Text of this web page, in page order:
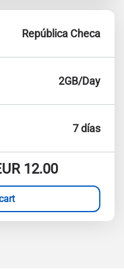
República Checa
2GB/Day
7 días
12.00